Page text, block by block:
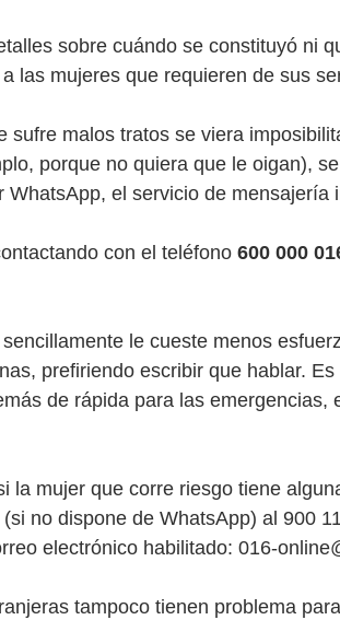
sobre cuándo se constituyó ni
las mujeres que requieren de sus
sufre malos tratos se viera
porque no quiera que le oigan),
WhatsApp, el servicio de mensajería
con el teléfono 600 000
le cueste menos
prefiriendo escribir que hablar.
de rápida para las
la mujer que corre riesgo tiene
no dispone de WhatsApp) al 900
electrónico habilitado: 016-
tampoco tienen problema